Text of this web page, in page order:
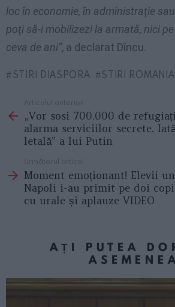
loc în economie, în administraţie
poţi să-i mobilizezi la armată, nici
ceva de ani”, a declarat Dîncu.
STIRI DIASPORA STIRI ROMANIA
more
Articolul anterior
„Vor sosi 700.000 de
alarma serviciilor secrete.
letală” a lui Putin
Următorul articol
Moment emoționant! Elevii
Napoli i-au primit pe doi
cu urale și aplauze VIDEO
AȚI PUTEA